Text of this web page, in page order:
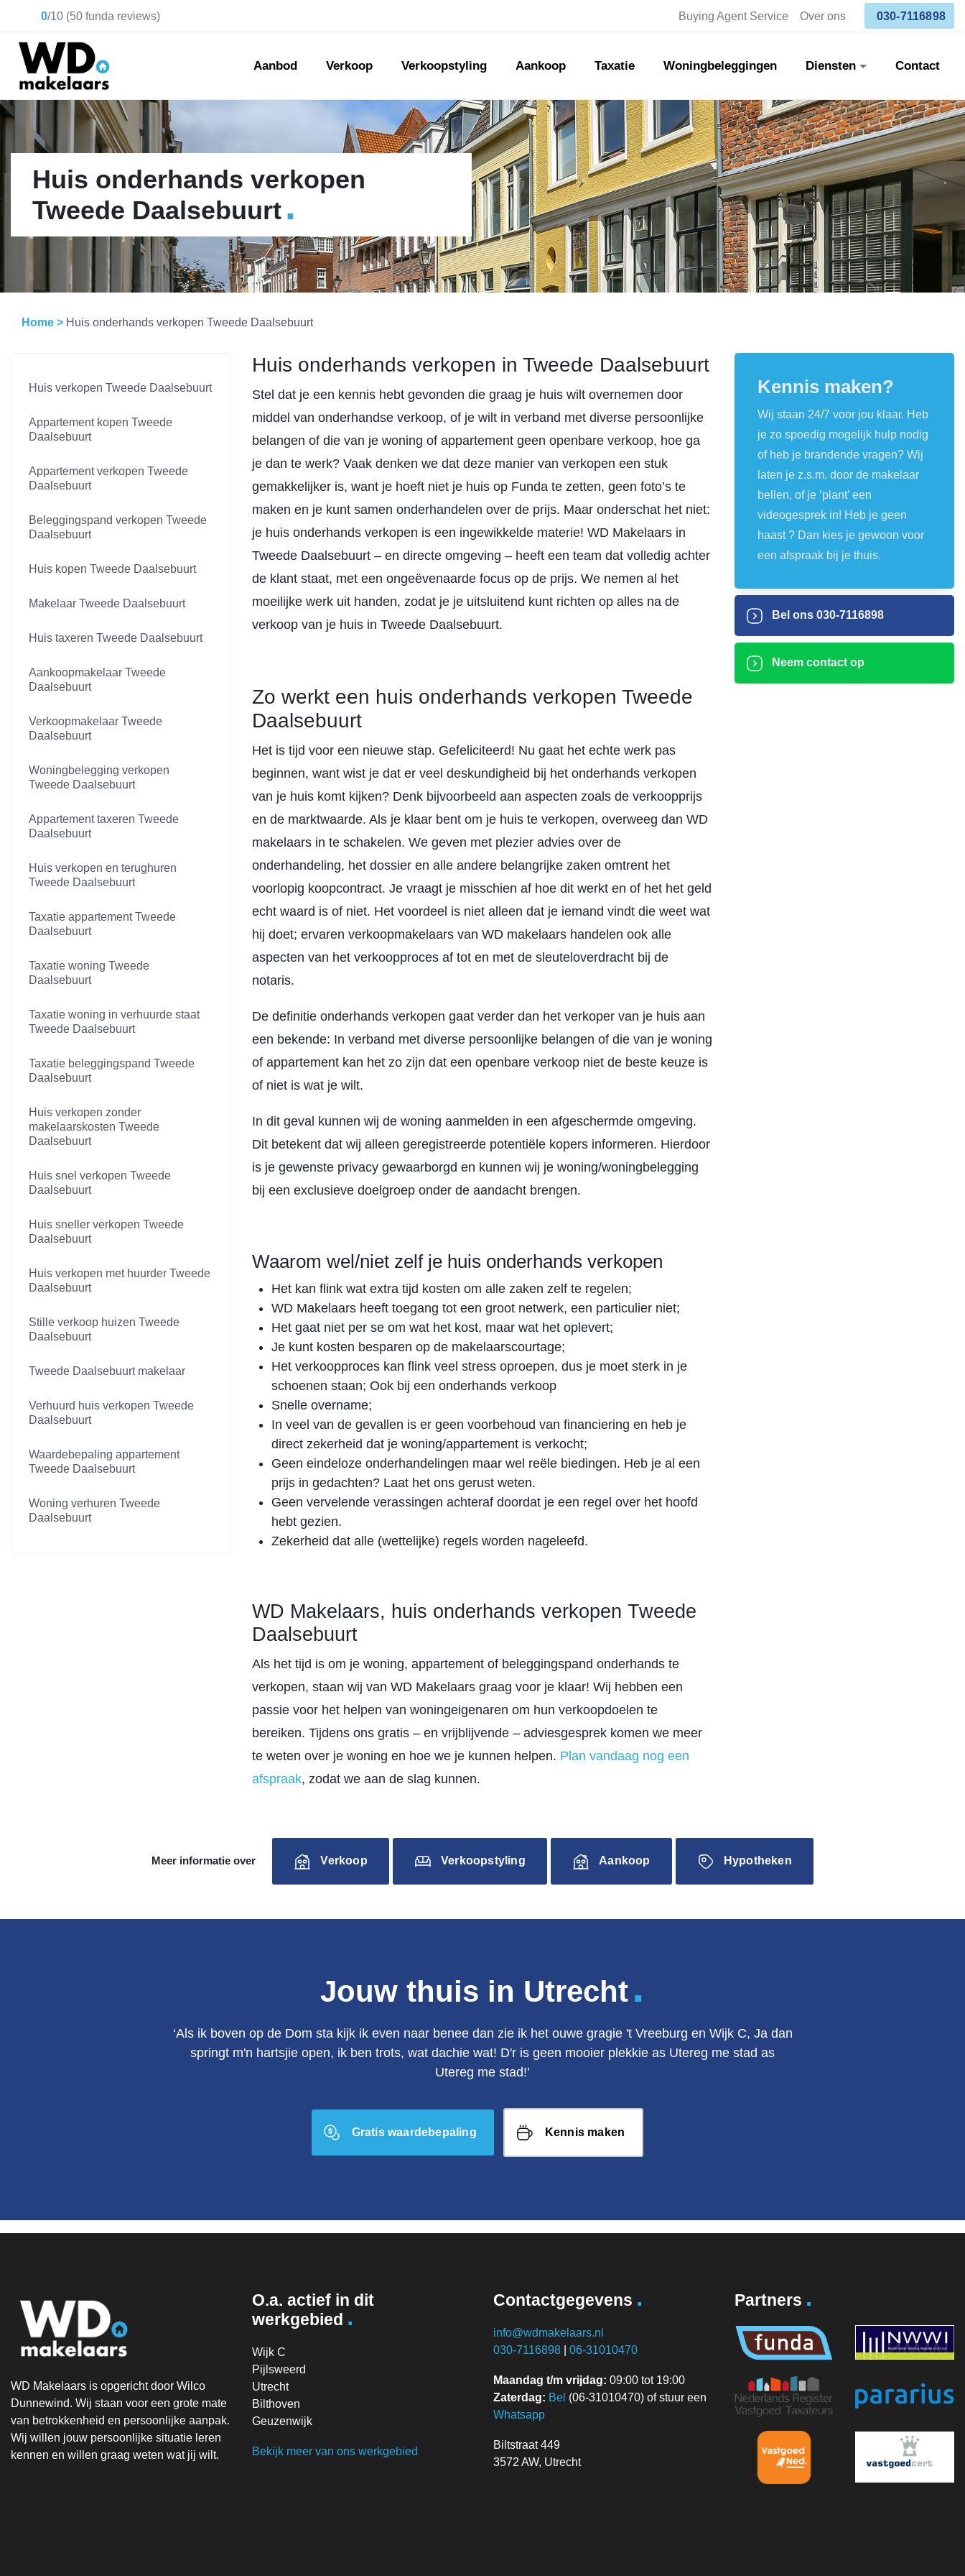
0/10 (50 funda reviews) Buying Agent Service Over ons 030-7116898
Aanbod Verkoop Verkoopstyling Aankoop Taxatie Woningbeleggingen Diensten Contact
Huis onderhands verkopen
Tweede Daalsebuurt.
Home > Huis onderhands verkopen Tweede Daalsebuurt
Huis verkopen Tweede Daalsebuurt
Appartement kopen Tweede
Daalsebuurt
Appartement verkopen Tweede
Daalsebuurt
Beleggingspand verkopen Tweede
Daalsebuurt
Huis kopen Tweede Daalsebuurt
Makelaar Tweede Daalsebuurt
Huis taxeren Tweede Daalsebuurt
Aankoopmakelaar Tweede
Daalsebuurt
Verkoopmakelaar Tweede
Daalsebuurt
Woningbelegging verkopen
Tweede Daalsebuurt
Appartement taxeren Tweede
Daalsebuurt
Huis verkopen en terughuren
Tweede Daalsebuurt
Taxatie appartement Tweede
Daalsebuurt
Taxatie woning Tweede
Daalsebuurt
Taxatie woning in verhuurde staat
Tweede Daalsebuurt
Taxatie beleggingspand Tweede
Daalsebuurt
Huis verkopen zonder
makelaarskosten Tweede
Daalsebuurt
Huis snel verkopen Tweede
Daalsebuurt
Huis sneller verkopen Tweede
Daalsebuurt
Huis verkopen met huurder Tweede
Daalsebuurt
Stille verkoop huizen Tweede
Daalsebuurt
Tweede Daalsebuurt makelaar
Verhuurd huis verkopen Tweede
Daalsebuurt
Waardebepaling appartement
Tweede Daalsebuurt
Woning verhuren Tweede
Daalsebuurt
Huis onderhands verkopen in Tweede Daalsebuurt
Stel dat je een kennis hebt gevonden die graag je huis wilt overnemen door
middel van onderhandse verkoop, of je wilt in verband met diverse persoonlijke
belangen of die van je woning of appartement geen openbare verkoop, hoe ga
je dan te werk? Vaak denken we dat deze manier van verkopen een stuk
gemakkelijker is, want je hoeft niet je huis op Funda te zetten, geen foto’s te
maken en je kunt samen onderhandelen over de prijs. Maar onderschat het niet:
je huis onderhands verkopen is een ingewikkelde materie! WD Makelaars in
Tweede Daalsebuurt – en directe omgeving – heeft een team dat volledig achter
de klant staat, met een ongeëvenaarde focus op de prijs. We nemen al het
moeilijke werk uit handen, zodat je je uitsluitend kunt richten op alles na de
verkoop van je huis in Tweede Daalsebuurt.
Zo werkt een huis onderhands verkopen Tweede
Daalsebuurt
Het is tijd voor een nieuwe stap. Gefeliciteerd! Nu gaat het echte werk pas
beginnen, want wist je dat er veel deskundigheid bij het onderhands verkopen
van je huis komt kijken? Denk bijvoorbeeld aan aspecten zoals de verkoopprijs
en de marktwaarde. Als je klaar bent om je huis te verkopen, overweeg dan WD
makelaars in te schakelen. We geven met plezier advies over de
onderhandeling, het dossier en alle andere belangrijke zaken omtrent het
voorlopig koopcontract. Je vraagt je misschien af hoe dit werkt en of het het geld
echt waard is of niet. Het voordeel is niet alleen dat je iemand vindt die weet wat
hij doet; ervaren verkoopmakelaars van WD makelaars handelen ook alle
aspecten van het verkoopproces af tot en met de sleuteloverdracht bij de
notaris.
De definitie onderhands verkopen gaat verder dan het verkoper van je huis aan
een bekende: In verband met diverse persoonlijke belangen of die van je woning
of appartement kan het zo zijn dat een openbare verkoop niet de beste keuze is
of niet is wat je wilt.
In dit geval kunnen wij de woning aanmelden in een afgeschermde omgeving.
Dit betekent dat wij alleen geregistreerde potentiële kopers informeren. Hierdoor
is je gewenste privacy gewaarborgd en kunnen wij je woning/woningbelegging
bij een exclusieve doelgroep onder de aandacht brengen.
Waarom wel/niet zelf je huis onderhands verkopen
Het kan flink wat extra tijd kosten om alle zaken zelf te regelen;
WD Makelaars heeft toegang tot een groot netwerk, een particulier niet;
Het gaat niet per se om wat het kost, maar wat het oplevert;
Je kunt kosten besparen op de makelaarscourtage;
Het verkoopproces kan flink veel stress oproepen, dus je moet sterk in je
schoenen staan; Ook bij een onderhands verkoop
Snelle overname;
In veel van de gevallen is er geen voorbehoud van financiering en heb je
direct zekerheid dat je woning/appartement is verkocht;
Geen eindeloze onderhandelingen maar wel reële biedingen. Heb je al een
prijs in gedachten? Laat het ons gerust weten.
Geen vervelende verassingen achteraf doordat je een regel over het hoofd
hebt gezien.
Zekerheid dat alle (wettelijke) regels worden nageleefd.
WD Makelaars, huis onderhands verkopen Tweede
Daalsebuurt
Als het tijd is om je woning, appartement of beleggingspand onderhands te
verkopen, staan wij van WD Makelaars graag voor je klaar! Wij hebben een
passie voor het helpen van woningeigenaren om hun verkoopdoelen te
bereiken. Tijdens ons gratis – en vrijblijvende – adviesgesprek komen we meer
te weten over je woning en hoe we je kunnen helpen. Plan vandaag nog een
afspraak, zodat we aan de slag kunnen.
Kennis maken?
Wij staan 24/7 voor jou klaar. Heb
je zo spoedig mogelijk hulp nodig
of heb je brandende vragen? Wij
laten je z.s.m. door de makelaar
bellen, of je ‘plant’ een
videogesprek in! Heb je geen
haast ? Dan kies je gewoon voor
een afspraak bij je thuis.
Bel ons 030-7116898
Neem contact op
Meer informatie over Verkoop Verkoopstyling Aankoop Hypotheken
Jouw thuis in Utrecht.
‘Als ik boven op de Dom sta kijk ik even naar benee dan zie ik het ouwe gragie 't Vreeburg en Wijk C, Ja dan
springt m'n hartsjie open, ik ben trots, wat dachie wat! D'r is geen mooier plekkie as Utereg me stad as
Utereg me stad!’
Gratis waardebepaling Kennis maken
WD Makelaars is opgericht door Wilco
Dunnewind. Wij staan voor een grote mate
van betrokkenheid en persoonlijke aanpak.
Wij willen jouw persoonlijke situatie leren
kennen en willen graag weten wat jij wilt.
O.a. actief in dit
werkgebied .
Wijk C
Pijlsweerd
Utrecht
Bilthoven
Geuzenwijk
Bekijk meer van ons werkgebied
Contactgegevens .
info@wdmakelaars.nl
030-7116898
06-31010470
Maandag t/m vrijdag: 09:00 tot 19:00
Zaterdag: Bel (06-31010470) of stuur een
Whatsapp
Biltstraat 449
3572 AW, Utrecht
Partners .